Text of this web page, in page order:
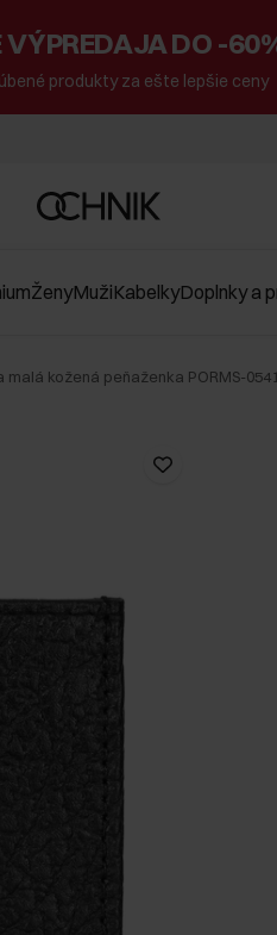
VÝPREDAJA DO -
produkty za ešte lepšie ceny
ŽenyMužiKabelkyDoplnky a
malá kožená peňaženka PORMS-